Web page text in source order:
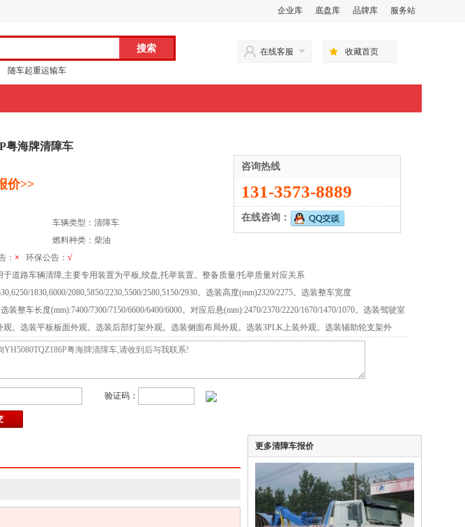
企业库 底盘库 品牌库 服务站
随车起重运输车
在线客服 收藏首页
粤海牌清障车
价>>
车辆类型：清障车
燃料种类：柴油
： × 环保公告： √
道路车辆清障,主要专用装置为平板,绞盘,托举装置。整备质量/托举质量对应关系
1830,6000/2080,5850/2230,5500/2580,5150/2930。选装高度(mm)2320/2275。选装整车宽度
装整车长度(mm):7400/7300/7150/6600/6400/6000。对应后悬(mm):2470/2370/2220/1670/1470/1070。选装驾驶室
观。选装平板板面外观。选装后部灯架外观。选装侧面布局外观。选装3PLK上装外观。选装辅助轮支架外
装备胎支架外观。选装后部照明灯,作业时开启。选装后部辅助坡道及样式。选装平板前端样式。侧防护与底盘
质为6063铝合金,后部为专用装置结构替代后防护功能,下缘离地高度480mm。选装限速装置最高车速95km/h。
家:威伯科汽车控制系统(中国)有限公司;ABS型号:ABS-VI·E,生产厂家:广州瑞立科密汽车电子股份有限公司。
咨询热线
131-3573-8889
在线咨询：
验证码：
更多清障车报价